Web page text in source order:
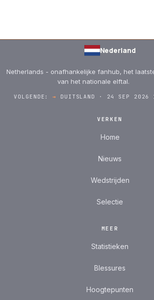
Nederland
Netherlands - onafhankelijke fanhub, het
van het nationale elftal.
VOLGENDE:→ DUITSLAND · 24 SEP 2026
VERKEN
Home
Nieuws
Wedstrijden
Selectie
MEER
Statistieken
Blessures
Hoogtepunten